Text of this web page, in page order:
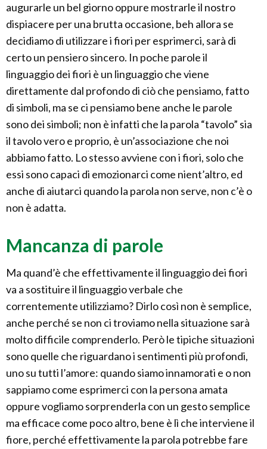
augurarle un bel giorno oppure mostrarle il nostro
dispiacere per una brutta occasione, beh allora se
decidiamo di utilizzare i fiori per esprimerci, sarà di
certo un pensiero sincero. In poche parole il
linguaggio dei fiori è un linguaggio che viene
direttamente dal profondo di ciò che pensiamo, fatto
di simboli, ma se ci pensiamo bene anche le parole
sono dei simboli; non è infatti che la parola “tavolo” sia
il tavolo vero e proprio, è un’associazione che noi
abbiamo fatto. Lo stesso avviene con i fiori, solo che
essi sono capaci di emozionarci come nient’altro, ed
anche di aiutarci quando la parola non serve, non c’è o
non è adatta.
Mancanza di parole
Ma quand’è che effettivamente il linguaggio dei fiori
va a sostituire il linguaggio verbale che
correntemente utilizziamo? Dirlo così non è semplice,
anche perché se non ci troviamo nella situazione sarà
molto difficile comprenderlo. Però le tipiche situazioni
sono quelle che riguardano i sentimenti più profondi,
uno su tutti l’amore: quando siamo innamorati e o non
sappiamo come esprimerci con la persona amata
oppure vogliamo sorprenderla con un gesto semplice
ma efficace come poco altro, bene è lì che interviene il
fiore, perché effettivamente la parola potrebbe fare